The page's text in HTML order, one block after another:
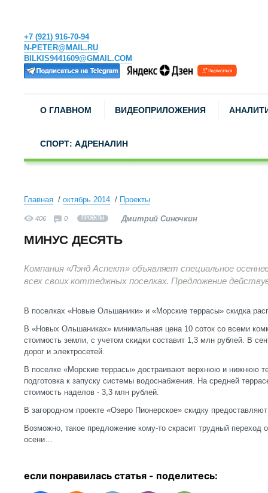
+7 (921) 916-70-94
N-PETER@MAIL.RU
BILKIS9441609@GMAIL.COM
О ГЛАВНОМ ВИДЕОПРИЛОЖЕНИЯ
СПОРТ: АДРЕНАЛИН
Главная октябрь 2014 Проекты
406 0 ПРОЕКТЫ Дмитрий Синочкин
МИНУС ДЕСЯТЬ
Компания «Лэнд Аспект» объявляет специальное
всех своих коттеджных поселках. Предложение
В поселках «Новые Ольшаники» и «Морские террасы» скидка
В «Новых Ольшаниках» минимальная цена 10 соток со всеми
стоимость земли, с учетом скидки составит 1,3 млн рублей. В
дорог и электросетей.
В поселке «Морские террасы» достраивают верхнюю и нижнюю
подготовка к запуску системы водоснабжения. На средней
стоимость наделов - 3,3 млн рублей.
В загородном проекте «Озеро Пионерское» скидку
Возможно, такое предложение кому-то скрасит трудный переход
осени…
если понравилась статья - поделитесь: